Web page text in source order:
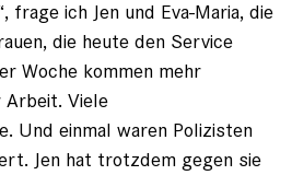
frage ich Jen und Eva-Maria, die
die heute den Service
Woche kommen mehr
Arbeit. Viele
Und einmal waren Polizisten
Jen hat trotzdem gegen sie